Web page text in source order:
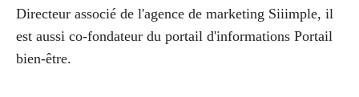
Directeur associé de l'agence de marketing Siiimple, il
est aussi co-fondateur du portail d'informations Portail
bien-être.